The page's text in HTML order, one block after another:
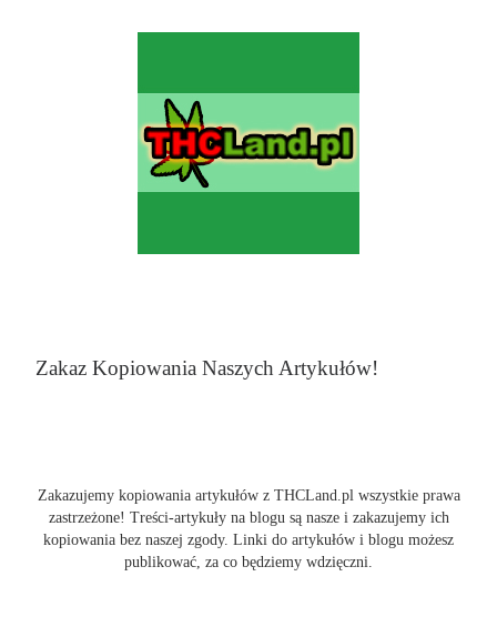
Zakaz Kopiowania Naszych Artykułów!
Zakazujemy kopiowania artykułów z THCLand.pl wszystkie prawa
zastrzeżone! Treści-artykuły na blogu są nasze i zakazujemy ich
kopiowania bez naszej zgody. Linki do artykułów i blogu możesz
publikować, za co będziemy wdzięczni.